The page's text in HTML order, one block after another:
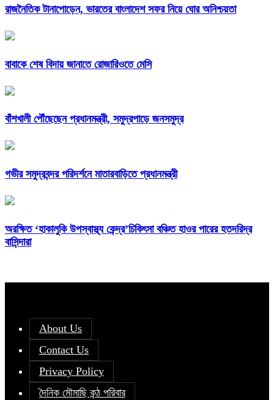
রাজনৈতিক টানাপোড়েন, ভারতের বাংলাদেশ সফর নিয়ে ঘোর অনিশ্চয়তা
বাবাকে শেষ বিদায় জানাতে রোজারিওতে মেসি
বাঁশখালী পৌঁছেছেন প্রধানমন্ত্রী, সমুদ্রপাড়ে জনসমুদ্র
গভীর সমুদ্রবন্দর পরিদর্শনে মাতারবাড়িতে প্রধানমন্ত্রী
অরক্ষিত ‘হাকালুকি উপস্বাস্থ্য কেন্দ্র’চিকিৎসা বঞ্চিত হাওর পারের হতদরিদ্র
বাসিন্দারা
About Us
Contact Us
Privacy Policy
দৈনিক মৌমাছি কন্ঠ পরিবার